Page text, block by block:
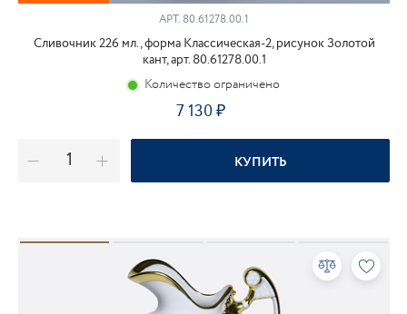
АРТ. 80.61278.00.1
Сливочник 226 мл., форма Классическая-2, рисунок Золотой
кант, арт. 80.61278.00.1
Количество ограничено
7 130
КУПИТЬ